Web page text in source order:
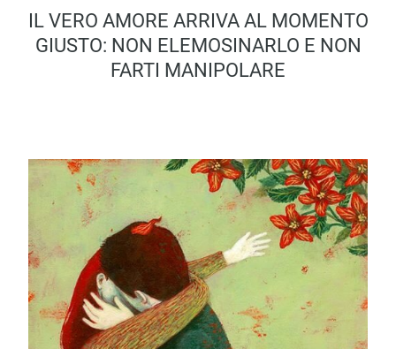
IL VERO AMORE ARRIVA AL MOMENTO
GIUSTO: NON ELEMOSINARLO E NON
FARTI MANIPOLARE